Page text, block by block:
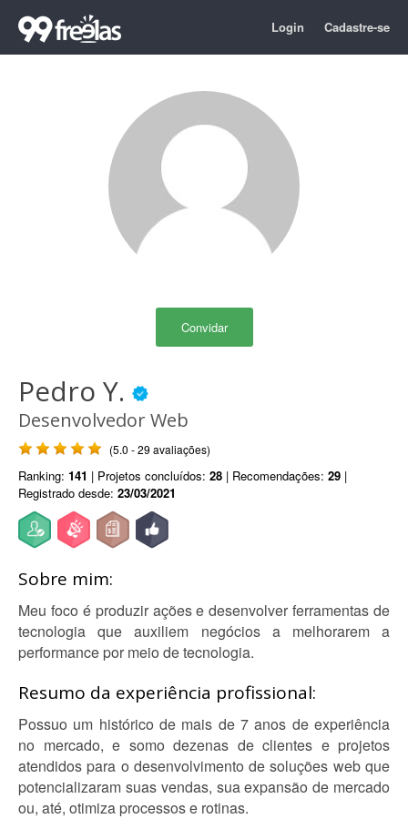
Login Cadastre-se
Convidar
Pedro Y.
Desenvolvedor Web
(5.0 - 29 avaliações)
Ranking: 141 | Projetos concluídos: 28 | Recomendações: 29 |
Registrado desde: 23/03/2021
Sobre mim:
Meu foco é produzir ações e desenvolver ferramentas de
tecnologia que auxiliem negócios a melhorarem a
performance por meio de tecnologia.
Resumo da experiência profissional:
Possuo um histórico de mais de 7 anos de experiência
no mercado, e somo dezenas de clientes e projetos
atendidos para o desenvolvimento de soluções web que
potencializaram suas vendas, sua expansão de mercado
ou, até, otimiza processos e rotinas.